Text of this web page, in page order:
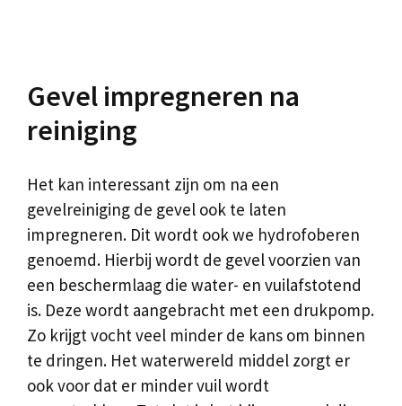
Gevel impregneren na
reiniging
Het kan interessant zijn om na een
gevelreiniging de gevel ook te laten
impregneren. Dit wordt ook we hydrofoberen
genoemd. Hierbij wordt de gevel voorzien van
een beschermlaag die water- en vuilafstotend
is. Deze wordt aangebracht met een drukpomp.
Zo krijgt vocht veel minder de kans om binnen
te dringen. Het waterwereld middel zorgt er
ook voor dat er minder vuil wordt